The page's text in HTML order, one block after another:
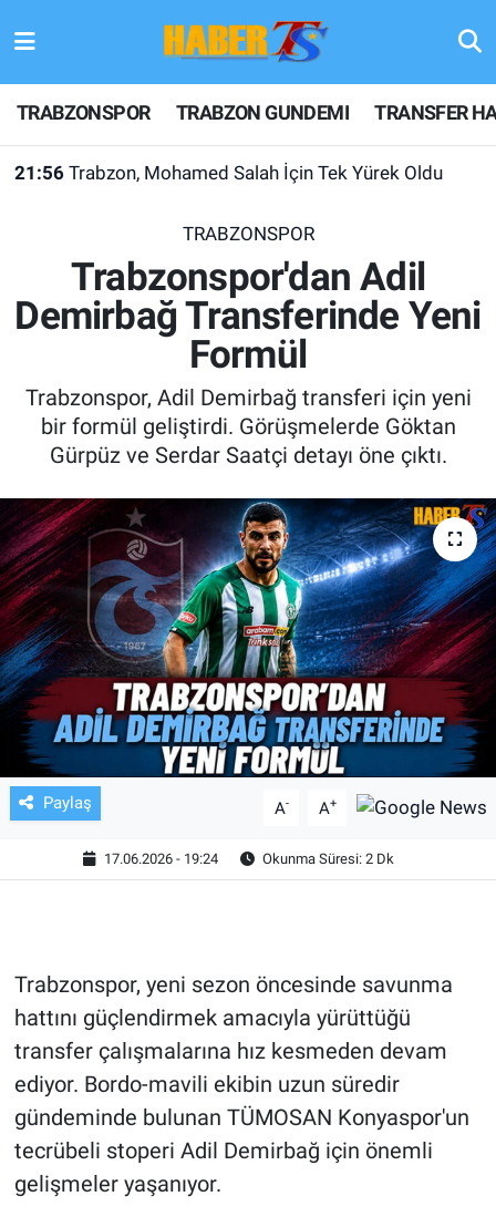
TRABZONSPOR TRABZON GUNDEMI TRANSFER
21:56 Trabzon, Mohamed Salah İçin Tek Yürek Oldu
TRABZONSPOR
Trabzonspor'dan Adil
Demirbağ Transferinde Yeni
Formül
Trabzonspor, Adil Demirbağ transferi için yeni
bir formül geliştirdi. Görüşmelerde Göktan
Gürpüz ve Serdar Saatçi detayı öne çıktı.
Paylaş A- A+
17.06.2026 - 19:24 Okunma Süresi: 2 Dk
Trabzonspor, yeni sezon öncesinde savunma
hattını güçlendirmek amacıyla yürüttüğü
transfer çalışmalarına hız kesmeden devam
ediyor. Bordo-mavili ekibin uzun süredir
gündeminde bulunan TÜMOSAN Konyaspor'un
tecrübeli stoperi Adil Demirbağ için önemli
gelişmeler yaşanıyor.
TRABZONSPOR
TRABZON GUNDEMI
KULİS MEYDANI
1461 TRABZON
FUTBOL
TV VE SİNEMA
BASKETBOL
SAĞLIK
GENEL
KÜLTÜR SANAT
ASAYİŞ
EKONOMİ
ÇEVRE
HABERDE İNSAN
SPOR
Hava Durumu
Trafik Durumu
Son Dakika Haberleri